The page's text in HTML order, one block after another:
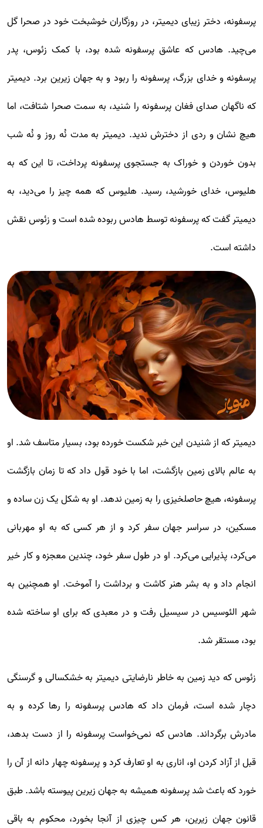
پرسفونه، دختر زیبای دیمیتر، در روزگاران خوشبخت خود در صحرا گل
می‌چید. هادس که عاشق پرسفونه شده بود، با کمک زئوس، پدر
پرسفونه و خدای بزرگ، پرسفونه را ربود و به جهان زیرین برد. دیمیتر
که ناگهان صدای فغان پرسفونه را شنید، به سمت صحرا شتافت، اما
هیچ نشان و ردی از دخترش ندید. دیمیتر به مدت نُه روز و نُه شب
بدون خوردن و خوراک به جستجوی پرسفونه پرداخت، تا این که به
هلیوس، خدای خورشید، رسید. هلیوس که همه چیز را می‌دید، به
دیمیتر گفت که پرسفونه توسط‌ هادس ربوده شده است و زئوس نقش
داشته است.
دیمیتر که از شنیدن این خبر شکست خورده بود، بسیار متاسف شد. او
به عالم بالای زمین بازگشت، اما با خود قول داد که تا زمان بازگشت
پرسفونه، هیچ حاصلخیزی را به زمین ندهد. او به شکل یک زن ساده و
مسکین، در سراسر جهان سفر کرد و از هر کسی که به او مهربانی
می‌کرد، پذیرایی می‌کرد. او در طول سفر خود، چندین معجزه و کار خیر
انجام داد و به بشر هنر کاشت و برداشت را آموخت. او همچنین به
شهر الئوسیس در سیسیل رفت و در معبدی که برای او ساخته شده
بود، مستقر شد.
زئوس که دید زمین به خاطر نارضایتی دیمیتر به خشکسالی و گرسنگی
دچار شده است، فرمان داد که هادس پرسفونه را رها کرده و به
مادرش برگرداند. هادس که نمی‌خواست پرسفونه را از دست بدهد،
قبل از آزاد کردن او، اناری به او تعارف کرد و پرسفونه چهار دانه از آن را
خورد که باعث شد پرسفونه همیشه به جهان زیرین پیوسته باشد. طبق
قانون جهان زیرین، هر کس چیزی از آنجا بخورد، محکوم به باقی